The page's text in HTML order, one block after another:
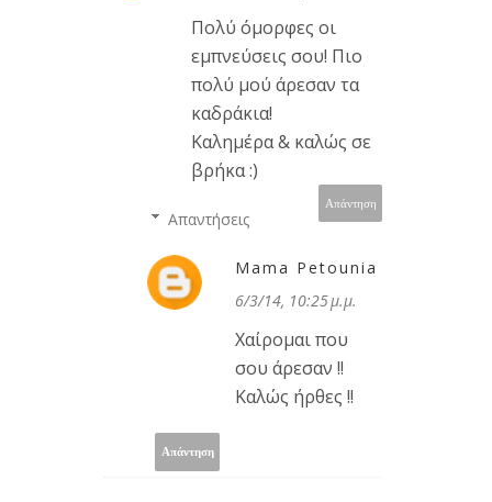
Πολύ όμορφες οι
εμπνεύσεις σου! Πιο
πολύ μού άρεσαν τα
καδράκια!
Καλημέρα & καλώς σε
βρήκα :)
Απάντηση
Απαντήσεις
Mama Petounia
6/3/14, 10:25 μ.μ.
Χαίρομαι που
σου άρεσαν !!
Καλώς ήρθες !!
Απάντηση